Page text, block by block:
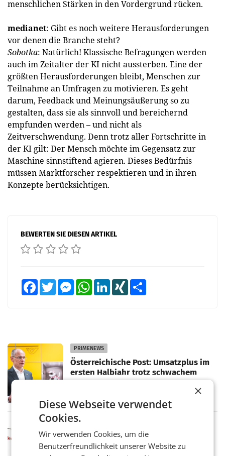
menschlichen Stärken in den Vordergrund rücken.
medianet: Gibt es noch weitere Herausforderungen
vor denen die Branche steht?
Sobotka: Natürlich! Klassische Befragungen werden
auch im Zeitalter der KI nicht aussterben. Eine der
größten Herausforderungen bleibt, Menschen zur
Teilnahme an Umfragen zu motivieren. Es geht
darum, Feedback und Meinungsäußerung so zu
gestalten, dass sie als sinnvoll und bereichernd
empfunden werden – und nicht als
Zeitverschwendung. Denn trotz aller Fortschritte in
der KI gilt: Der Mensch möchte im Gegensatz zur
Maschine sinnstiftend agieren. Dieses Bedürfnis
müssen Marktforscher respektieren und in ihren
Konzepte berücksichtigen.
BEWERTEN SIE DIESEN ARTIKEL
FacebookTwitter MessengerWhatsAppLinkedInXING
PRIMENEWS
Österreichische Post: Umsatzplus im
ersten Halbjahr trotz schwachem
Briefgeschäft
ersten Halbjahr 2026 einen Konzernumsatz
von 1.544,0 Mio. EUR erwirtschaftet, was
einem Plus von 3,8 Prozent gegenüber dem
Vergleichszeitraum
MARKETING & MEDIA
ProSiebenSat.1 spart und macht
überraschend viel Gewinn
×
Diese Webseite verwendet
Cookies.
Wir verwenden Cookies, um die
Benutzerfreundlichkeit unserer Website zu